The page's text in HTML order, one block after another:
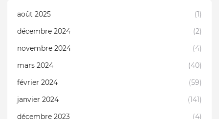
août 2025
(1)
décembre 2024
(2)
novembre 2024
(4)
mars 2024
(40)
février 2024
(59)
janvier 2024
(141)
décembre 2023
(4)